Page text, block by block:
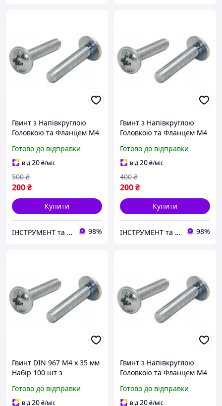
Гвинт з Напівкруглою
Головкою та Фланцем М4
PZ+PL DIN 967 Spec
Готово до відправки
від20₴/міс
200₴
500 ₴
Купити
ІНСТРУМЕНТ та МЕТИЗИ 98%
Гвинт з Напівкруглою
Головкою та Фланцем М4
PZ+PL DIN 967 Spec
Готово до відправки
від20₴/міс
200₴
400 ₴
Купити
ІНСТРУМЕНТ та МЕТИЗИ 98%
Гвинт DIN 967 М4 х 35 мм
Набір 100 шт з
та Фланцем ЦБ PZ+PL
Готово до відправки
від20₴/міс
Гвинт з Напівкруглою
Головкою та Фланцем М4
PZ+PL DIN 967 Spec
Готово до відправки
від20₴/міс